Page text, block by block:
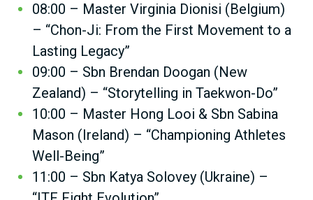
08:00 – Master Virginia Dionisi (Belgium)
– “Chon-Ji: From the First Movement to a
Lasting Legacy”
09:00 – Sbn Brendan Doogan (New
Zealand) – “Storytelling in Taekwon-Do”
10:00 – Master Hong Looi & Sbn Sabina
Mason (Ireland) – “Championing Athletes
Well-Being”
11:00 – Sbn Katya Solovey (Ukraine) –